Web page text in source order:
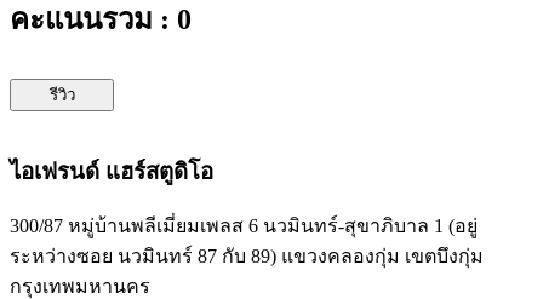
คะแนนรวม : 0
รีวิว
ไอเฟรนด์ แฮร์สตูดิโอ
300/87 หมู่บ้านพลีเมี่ยมเพลส 6 นวมินทร์-สุขาภิบาล 1 (อยู่
ระหว่างซอย นวมินทร์ 87 กับ 89) แขวงคลองกุ่ม เขตบึงกุ่ม
กรุงเทพมหานคร